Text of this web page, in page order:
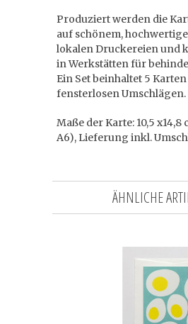
Produziert werden die
auf schönem,
lokalen Druckereien und
in Werkstätten für
Ein Set beinhaltet 5
fensterlosen Umschlägen.
Maße der Karte: 10,5 x14,8
A6), Lieferung inkl.
ÄHNLICHE